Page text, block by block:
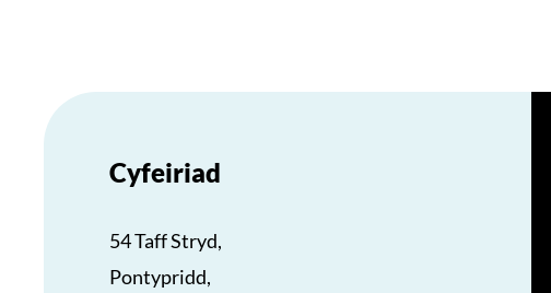
Cyfeiriad
54 Taff Stryd,
Pontypridd,